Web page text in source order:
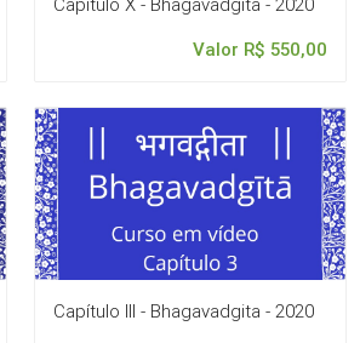
Valor R$ 550,00
Capítulo III - Bhagavadgita - 2020